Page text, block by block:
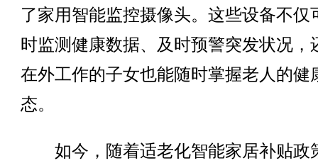
了家用智能监控摄像头。这些设备不仅
时监测健康数据、及时预警突发状况，
在外工作的子女也能随时掌握老人的健
态。
如今，随着适老化智能家居补贴政